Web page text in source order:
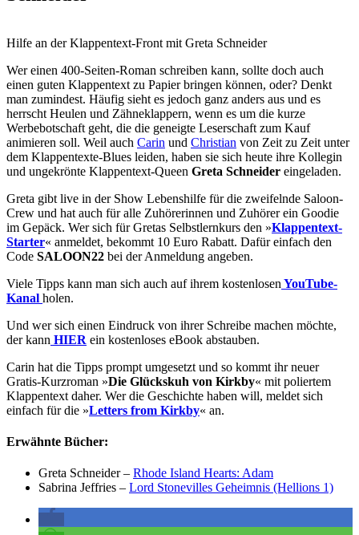
Hilfe an der Klappentext-Front mit Greta Schneider
Wer einen 400-Seiten-Roman schreiben kann, sollte doch auch
einen guten Klappentext zu Papier bringen können, oder? Denkt
man zumindest. Häufig sieht es jedoch ganz anders aus und es
herrscht Heulen und Zähneklappern, wenn es um die kurze
Werbebotschaft geht, die die geneigte Leserschaft zum Kauf
animieren soll. Weil auch Carin und Christian von Zeit zu Zeit unter
dem Klappentexte-Blues leiden, haben sie sich heute ihre Kollegin
und ungekrönte Klappentext-Queen Greta Schneider eingeladen.
Greta gibt live in der Show Lebenshilfe für die zweifelnde Saloon-
Crew und hat auch für alle Zuhörerinnen und Zuhörer ein Goodie
im Gepäck. Wer sich für Gretas Selbstlernkurs den »Klappentext-
Starter« anmeldet, bekommt 10 Euro Rabatt. Dafür einfach den
Code SALOON22 bei der Anmeldung angeben.
Viele Tipps kann man sich auch auf ihrem kostenlosen YouTube-
Kanal holen.
Und wer sich einen Eindruck von ihrer Schreibe machen möchte,
der kann HIER ein kostenloses eBook abstauben.
Carin hat die Tipps prompt umgesetzt und so kommt ihr neuer
Gratis-Kurzroman »Die Glückskuh von Kirkby« mit poliertem
Klappentext daher. Wer die Geschichte haben will, meldet sich
einfach für die »Letters from Kirkby« an.
Erwähnte Bücher:
Greta Schneider – Rhode Island Hearts: Adam
Sabrina Jeffries – Lord Stonevilles Geheimnis (Hellions 1)